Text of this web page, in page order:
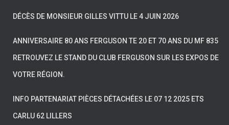
DÉCÈS DE MONSIEUR GILLES VITTU LE 4 JUIN 2026
ANNIVERSAIRE 80 ANS FERGUSON TE 20 ET 70 ANS DU MF 835
RETROUVEZ LE STAND DU CLUB FERGUSON SUR LES EXPOS DE
VOTRE RÉGION.
INFO PARTENARIAT PIÈCES DÉTACHÉES LE 07 12 2025 ETS
CARLU 62 LILLERS